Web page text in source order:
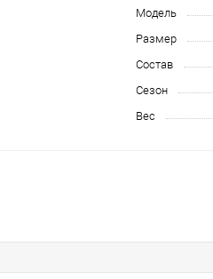
Модель
Размер
Состав
Сезон
Вес